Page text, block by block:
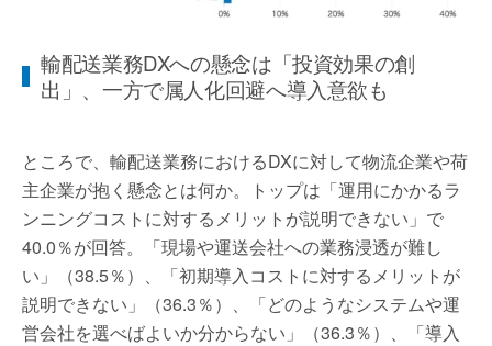
輸配送業務DXへの懸念は「投資効果の創
出」、一方で属人化回避へ導入意欲も
ところで、輸配送業務におけるDXに対して物流企業や荷
主企業が抱く懸念とは何か。トップは「運用にかかるラ
ンニングコストに対するメリットが説明できない」で
40.0％が回答。「現場や運送会社への業務浸透が難し
い」（38.5％）、「初期導入コストに対するメリットが
説明できない」（36.3％）、「どのようなシステムや運
営会社を選べばよいか分からない」（36.3％）、「導入